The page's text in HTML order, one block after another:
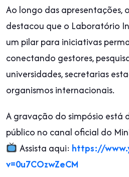
Ao longo das apresentações,
destacou que o Laboratório
um pilar para iniciativas
conectando gestores,
universidades, secretarias
organismos internacionais.
A gravação do simpósio está
público no canal oficial do
Assista aqui: https://
v=0u7COzwZeCM